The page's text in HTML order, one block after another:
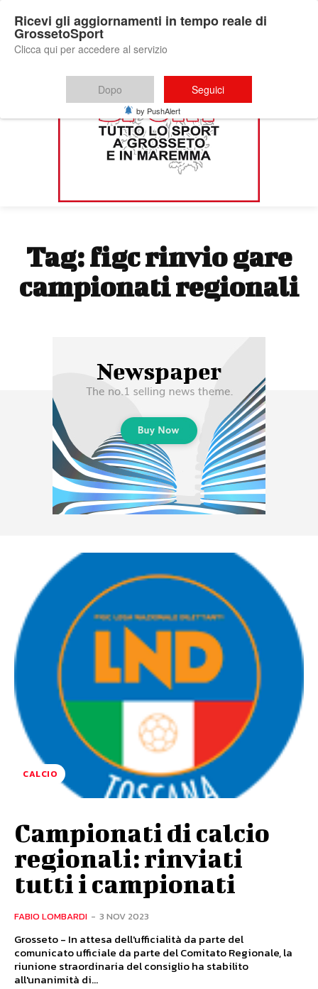
Tag:figc rinvio gare
campionati regionali
CALCIO
Campionati di calcio
regionali: rinviati
tutti i campionati
FABIO LOMBARDI - 3 NOV 2023
Grosseto - In attesa dell'ufficialità da parte del
comunicato ufficiale da parte del Comitato Regionale, la
riunione straordinaria del consiglio ha stabilito
all'unanimità di...
Ricevi gli aggiornamenti in tempo reale di
GrossetoSport
Clicca qui per accedere al servizio
Dopo Seguici
by PushAlert